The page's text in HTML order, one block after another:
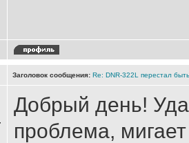
Заголовок сообщения: Re: DNR-322L перестал
Добрый день!
проблема,